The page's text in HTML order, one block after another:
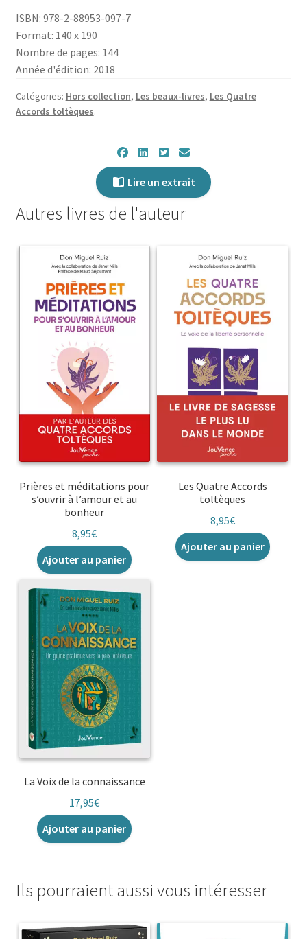
et
au
bonheur
ISBN: 978-2-88953-097-7
Format: 140 x 190
Nombre de pages: 144
Année d'édition: 2018
Catégories: Hors collection, Les beaux-livres, Les Quatre
Accords toltèques.
Lire un extrait
Autres livres de l'auteur
Prières et méditations pour
s’ouvrir à l’amour et au
bonheur
8,95€
Ajouter au panier
Les Quatre Accords
toltèques
8,95€
Ajouter au panier
La Voix de la connaissance
17,95€
Ajouter au panier
Ils pourraient aussi vous intéresser